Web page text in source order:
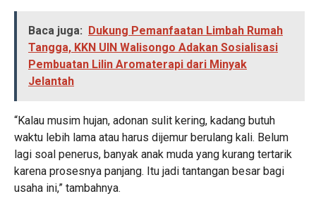
Baca juga:
Dukung Pemanfaatan Limbah Rumah
Tangga, KKN UIN Walisongo Adakan Sosialisasi
Pembuatan Lilin Aromaterapi dari Minyak
Jelantah
“Kalau musim hujan, adonan sulit kering, kadang butuh
waktu lebih lama atau harus dijemur berulang kali. Belum
lagi soal penerus, banyak anak muda yang kurang tertarik
karena prosesnya panjang. Itu jadi tantangan besar bagi
usaha ini,” tambahnya.